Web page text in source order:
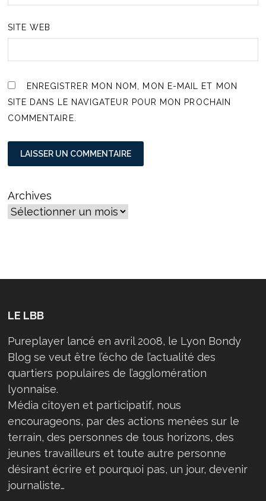
SITE WEB
ENREGISTRER MON NOM, MON E-MAIL ET MON
SITE DANS LE NAVIGATEUR POUR MON PROCHAIN
COMMENTAIRE.
Archives
LE LBB
Pureplayer lancé en avril 2008, le Lyon Bondy
Blog se veut être l’écho de l’actualité des
quartiers populaires de l’agglomération
lyonnaise.
Média citoyen et participatif, nous
encourageons, par des actions menées sur le
terrain, des personnes de tous horizons, des
jeunes travailleurs et toute autre personne
désirant écrire et pourquoi pas, un jour, devenir
journaliste…